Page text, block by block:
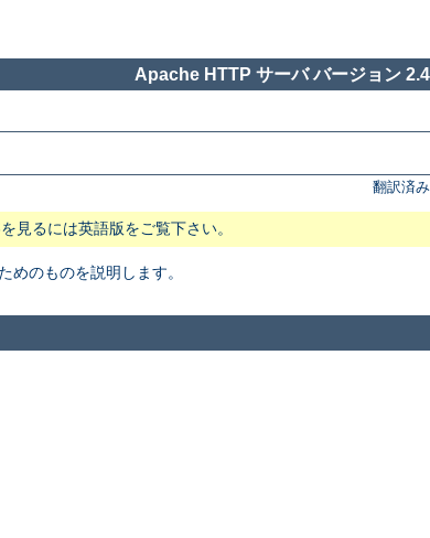
Apache HTTP サーバ バージョン 2.4
翻訳済
見るには英語版をご覧下さい。
めのものを説明します。